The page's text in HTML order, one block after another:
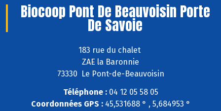
Biocoop Pont De Beauvoisin Porte
De Savoie
183 rue du chalet
ZAE la Baronnie
73330 Le Pont-de-Beauvoisin
Téléphone :04 12 05 58 05
Coordonnées GPS :45,531688 ° , 5,684953 °